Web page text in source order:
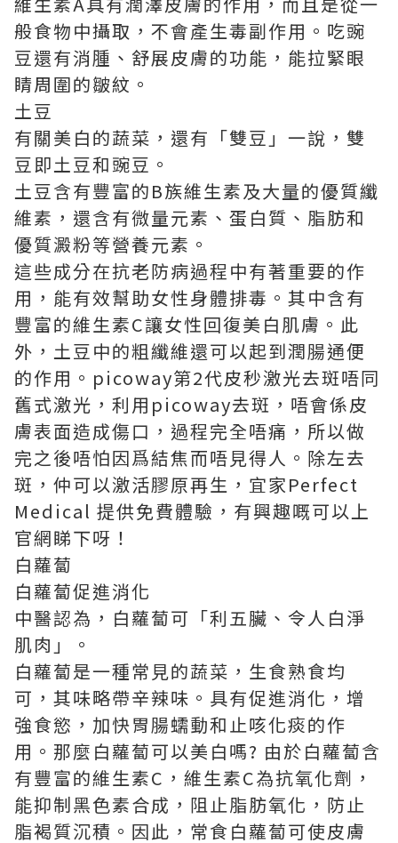
般食物中攝取，不會產生毒副作用。吃豌
豆還有消腫、舒展皮膚的功能，能拉緊眼
睛周圍的皺紋。
土豆
有關美白的蔬菜，還有「雙豆」一說，雙
豆即土豆和豌豆。
土豆含有豐富的B族維生素及大量的優質纖
維素，還含有微量元素、蛋白質、脂肪和
優質澱粉等營養元素。
這些成分在抗老防病過程中有著重要的作
用，能有效幫助女性身體排毒。其中含有
豐富的維生素C讓女性回復美白肌膚。此
外，土豆中的粗纖維還可以起到潤腸通便
的作用。picoway第2代皮秒激光去斑唔同
舊式激光，利用picoway去斑，唔會係皮
膚表面造成傷口，過程完全唔痛，所以做
完之後唔怕因爲結焦而唔見得人。除左去
斑，仲可以激活膠原再生，宜家Perfect
Medical 提供免費體驗，有興趣嘅可以上
官網睇下呀！
白蘿蔔
白蘿蔔促進消化
中醫認為，白蘿蔔可「利五臟、令人白淨
肌肉」。
白蘿蔔是一種常見的蔬菜，生食熟食均
可，其味略帶辛辣味。具有促進消化，增
強食慾，加快胃腸蠕動和止咳化痰的作
用。那麼白蘿蔔可以美白嗎? 由於白蘿蔔含
有豐富的維生素C，維生素C為抗氧化劑，
能抑制黑色素合成，阻止脂肪氧化，防止
脂褐質沉積。因此，常食白蘿蔔可使皮膚